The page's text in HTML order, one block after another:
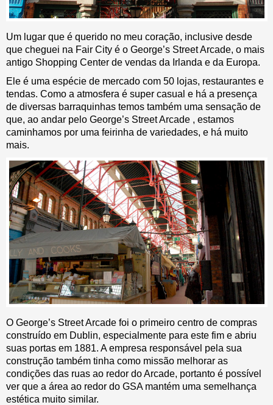
Um lugar que é querido no meu coração, inclusive desde
que cheguei na Fair City é o George’s Street Arcade, o mais
antigo Shopping Center de vendas da Irlanda e da Europa.
Ele é uma espécie de mercado com 50 lojas, restaurantes e
tendas. Como a atmosfera é super casual e há a presença
de diversas barraquinhas temos também uma sensação de
que, ao andar pelo George’s Street Arcade , estamos
caminhamos por uma feirinha de variedades, e há muito
mais.
O George’s Street Arcade foi o primeiro centro de compras
construído em Dublin, especialmente para este fim e abriu
suas portas em 1881. A empresa responsável pela sua
construção também tinha como missão melhorar as
condições das ruas ao redor do Arcade, portanto é possível
ver que a área ao redor do GSA mantém uma semelhança
estética muito similar.